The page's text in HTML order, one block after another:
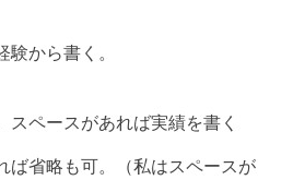
から書く。
スペースがあれば実績を書く
ば省略も可。（私はスペースが